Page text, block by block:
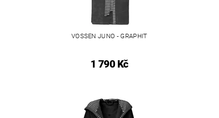
VOSSEN JUNO - GRAPHIT
1 790 Kč